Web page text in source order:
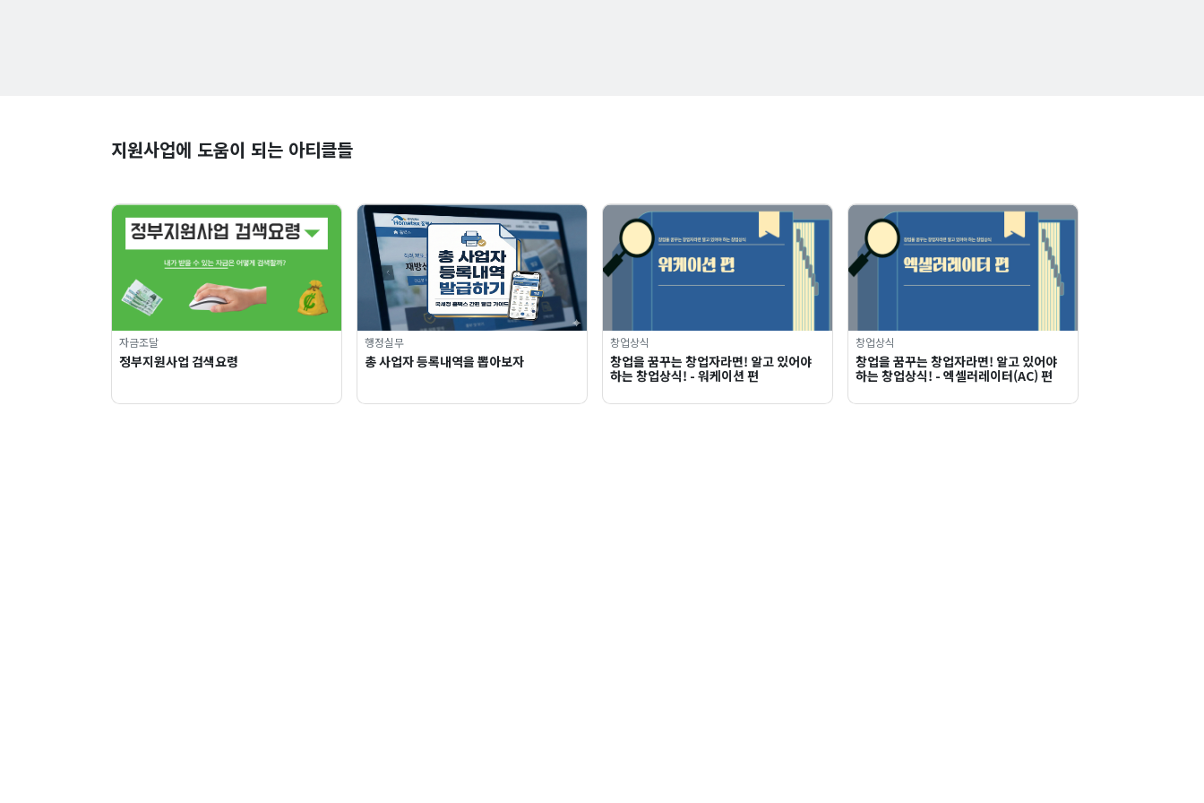
지원사업에 도움이 되는 아티클들
자금조달
정부지원사업 검색요령
행정실무
총 사업자 등록내역을 뽑아보자
창업상식
창업을 꿈꾸는 창업자라면! 알고 있어야
하는 창업상식! - 워케이션 편
창업상식
창업을 꿈꾸는 창업자라면! 알고 있어야
하는 창업상식! - 엑셀러레이터(AC) 편